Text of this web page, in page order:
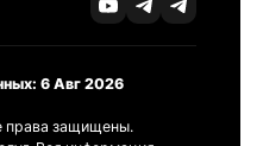
6 Авг 2026
права защищены.